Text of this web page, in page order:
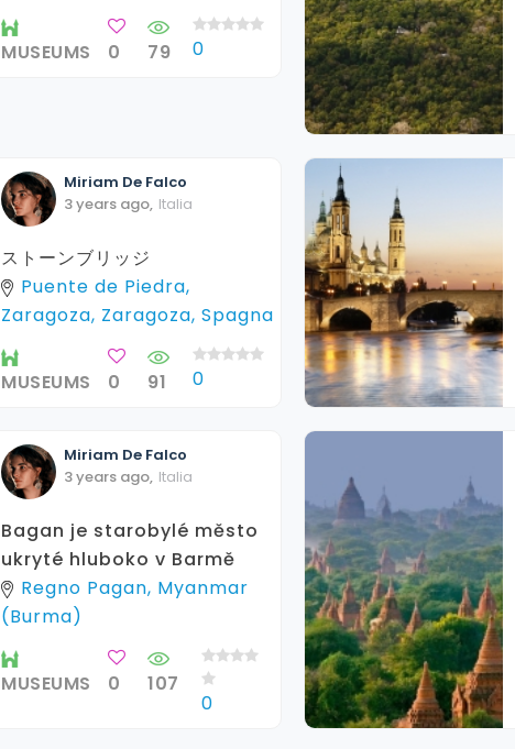
MUSEUMS 0 79 0
Miriam De Falco
3 years ago, Italia
ストーンブリッジ
Puente de Piedra,
Zaragoza, Zaragoza, Spagna
MUSEUMS 0 91 0
Miriam De Falco
3 years ago, Italia
Bagan je starobylé město
ukryté hluboko v Barmě
Regno Pagan, Myanmar
(Burma)
MUSEUMS 0 107
0